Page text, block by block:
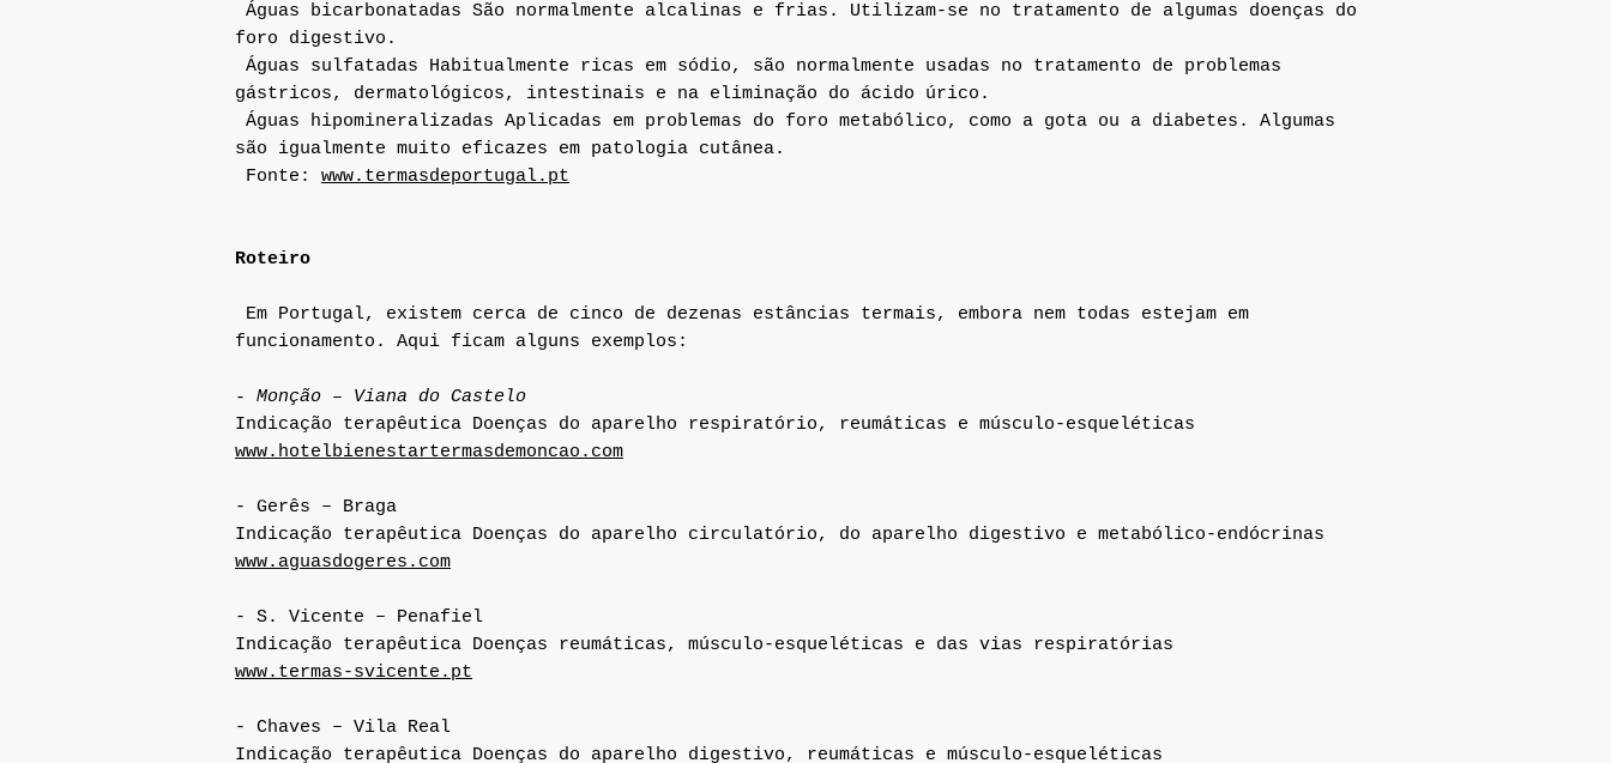
Águas bicarbonatadas São normalmente alcalinas e frias. Utilizam-se no tratamento de algumas doenças do
foro digestivo.
Águas sulfatadas Habitualmente ricas em sódio, são normalmente usadas no tratamento de problemas
gástricos, dermatológicos, intestinais e na eliminação do ácido úrico.
Águas hipomineralizadas Aplicadas em problemas do foro metabólico, como a gota ou a diabetes. Algumas
são igualmente muito eficazes em patologia cutânea.
Fonte: www.termasdeportugal.pt
Roteiro
Em Portugal, existem cerca de cinco de dezenas estâncias termais, embora nem todas estejam em
funcionamento. Aqui ficam alguns exemplos:
- Monção – Viana do Castelo
Indicação terapêutica Doenças do aparelho respiratório, reumáticas e músculo-esqueléticas
www.hotelbienestartermasdemoncao.com
- Gerês – Braga
Indicação terapêutica Doenças do aparelho circulatório, do aparelho digestivo e metabólico-endócrinas
www.aguasdogeres.com
- S. Vicente – Penafiel
Indicação terapêutica Doenças reumáticas, músculo-esqueléticas e das vias respiratórias
www.termas-svicente.pt
- Chaves – Vila Real
Indicação terapêutica Doenças do aparelho digestivo, reumáticas e músculo-esqueléticas